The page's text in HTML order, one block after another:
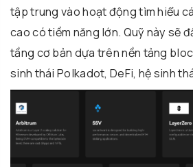
tập trung vào hoạt động tìm hiểu
cao có tiềm năng lớn. Quỹ này sẽ
tầng cơ bản dựa trên nền tảng
sinh thái Polkadot, DeFi, hệ sinh